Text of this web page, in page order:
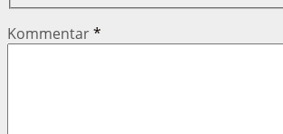
Kommentar*